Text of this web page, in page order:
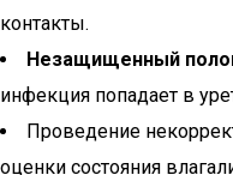
контакты.
Незащищенный
инфекция попадает в
Проведение
оценки состояния